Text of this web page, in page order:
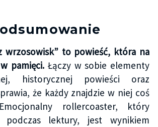
wrzosowisk” to powieść, która na
pamięci. Łączy w sobie elementy
historycznej powieści oraz
że każdy znajdzie w niej coś
rollercoaster, który
podczas lektury, jest wynikiem